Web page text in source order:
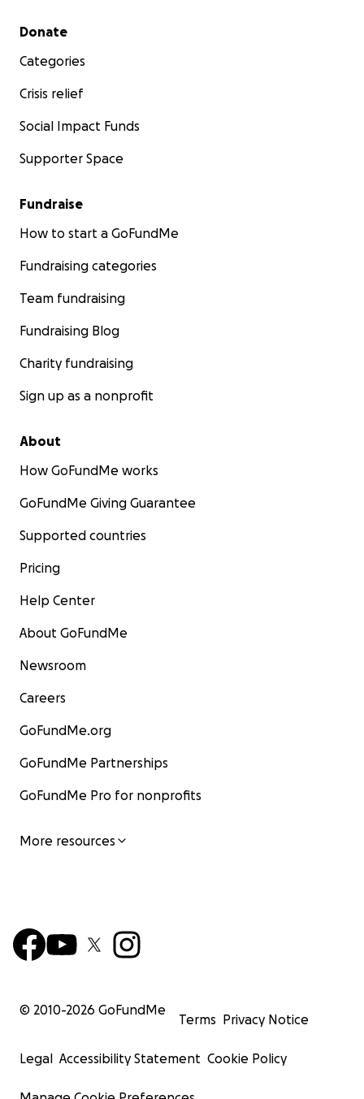
Secondary menu
Donate
Categories
Crisis relief
Social Impact Funds
Supporter Space
Fundraise
How to start a GoFundMe
Fundraising categories
Team fundraising
Fundraising Blog
Charity fundraising
Sign up as a nonprofit
About
How GoFundMe works
GoFundMe Giving Guarantee
Supported countries
Pricing
Help Center
About GoFundMe
Newsroom
Careers
GoFundMe.org
GoFundMe Partnerships
GoFundMe Pro for nonprofits
More resources
© 2010-2026 GoFundMe
Terms Privacy Notice
Legal Accessibility Statement Cookie Policy